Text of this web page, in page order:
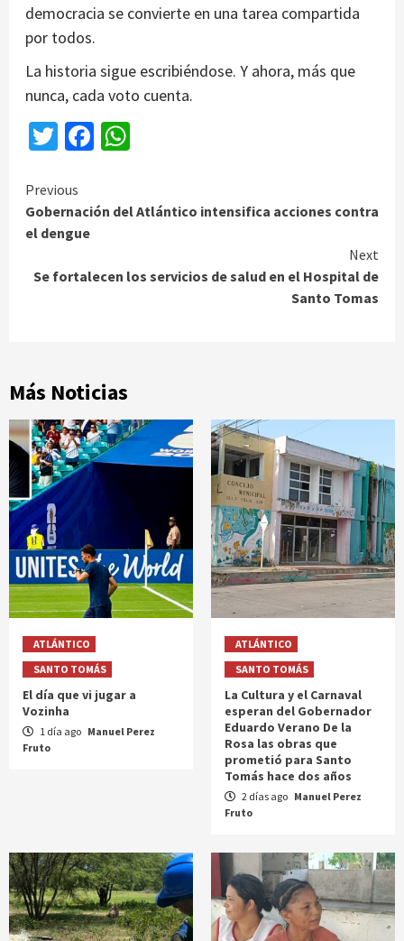
democracia se convierte en una tarea compartida
por todos.
La historia sigue escribiéndose. Y ahora, más que
nunca, cada voto cuenta.
TwitterFacebook
Continue
Reading
Previous
Gobernación del Atlántico intensifica acciones contra
el dengue
Next
Se fortalecen los servicios de salud en el Hospital de
Santo Tomas
Más Noticias
ATLÁNTICO
SANTO TOMÁS
El día que vi jugar a
Vozinha
1 día ago Manuel Perez
Fruto
ATLÁNTICO
SANTO TOMÁS
La Cultura y el Carnaval
esperan del Gobernador
Eduardo Verano De la
Rosa las obras que
prometió para Santo
Tomás hace dos años
2 días ago Manuel Perez
Fruto